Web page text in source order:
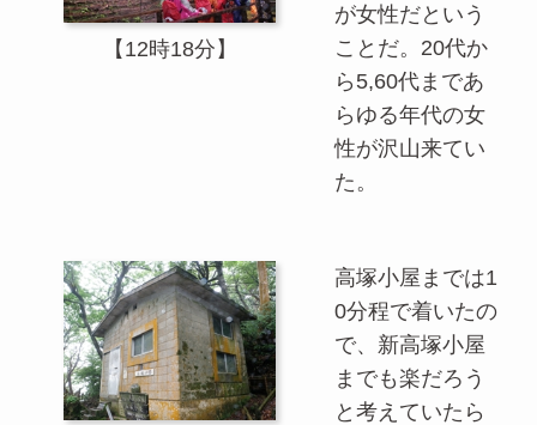
【12時18分】
が女性だという
ことだ。20代か
ら5,60代まであ
らゆる年代の女
性が沢山来てい
た。
高塚小屋までは1
0分程で着いたの
で、新高塚小屋
までも楽だろう
と考えていたら